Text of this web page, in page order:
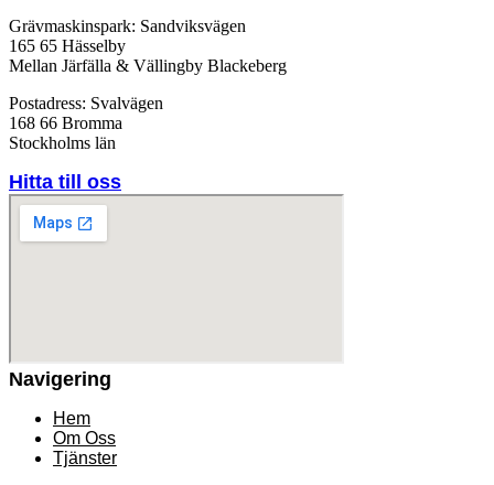
Grävmaskinspark: Sandviksvägen
165 65 Hässelby
Mellan Järfälla & Vällingby Blackeberg
Postadress: Svalvägen
168 66 Bromma
Stockholms län
Hitta till oss
Navigering
Hem
Om Oss
Tjänster